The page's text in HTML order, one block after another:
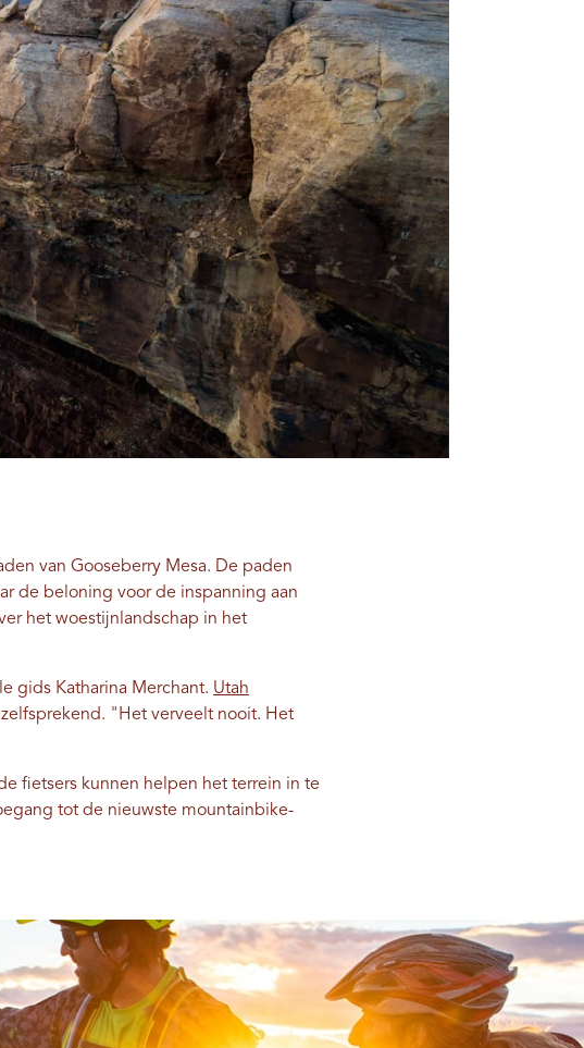
van Gooseberry Mesa. De paden
de beloning voor de inspanning aan
het woestijnlandschap in het
gids Katharina Merchant. Utah
"Het verveelt nooit. Het
fietsers kunnen helpen het terrein in te
tot de nieuwste mountainbike-